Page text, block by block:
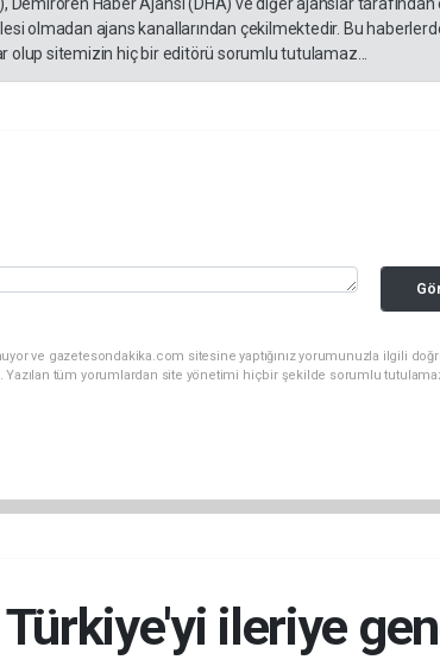
olmadan ajans kanallarından çekilmektedir. Bu
sitemizin hiç bir editörü sorumlu tutulamaz...
ve gazetesondakika.com sitesine yaptığınız yorumunuzla ilgili
Yazılan tüm yorumlardan site yönetimi hiçbir şekilde sorumlu
ileriye